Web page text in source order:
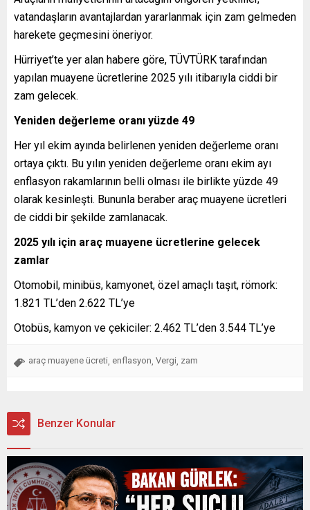
vatandaşların avantajlardan yararlanmak için zam gelmeden
harekete geçmesini öneriyor.
Hürriyet’te yer alan habere göre, TÜVTÜRK tarafından
yapılan muayene ücretlerine 2025 yılı itibarıyla ciddi bir
zam gelecek.
Yeniden değerleme oranı yüzde 49
Her yıl ekim ayında belirlenen yeniden değerleme oranı
ortaya çıktı. Bu yılın yeniden değerleme oranı ekim ayı
enflasyon rakamlarının belli olması ile birlikte yüzde 49
olarak kesinleşti. Bununla beraber araç muayene ücretleri
de ciddi bir şekilde zamlanacak.
2025 yılı için araç muayene ücretlerine gelecek
zamlar
Otomobil, minibüs, kamyonet, özel amaçlı taşıt, römork:
1.821 TL’den 2.622 TL’ye
Otobüs, kamyon ve çekiciler: 2.462 TL’den 3.544 TL’ye
araç muayene ücreti, enflasyon, Vergi, zam
Benzer Konular